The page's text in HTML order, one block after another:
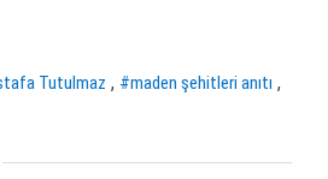
Tutulmaz , #maden şehitleri anıtı ,